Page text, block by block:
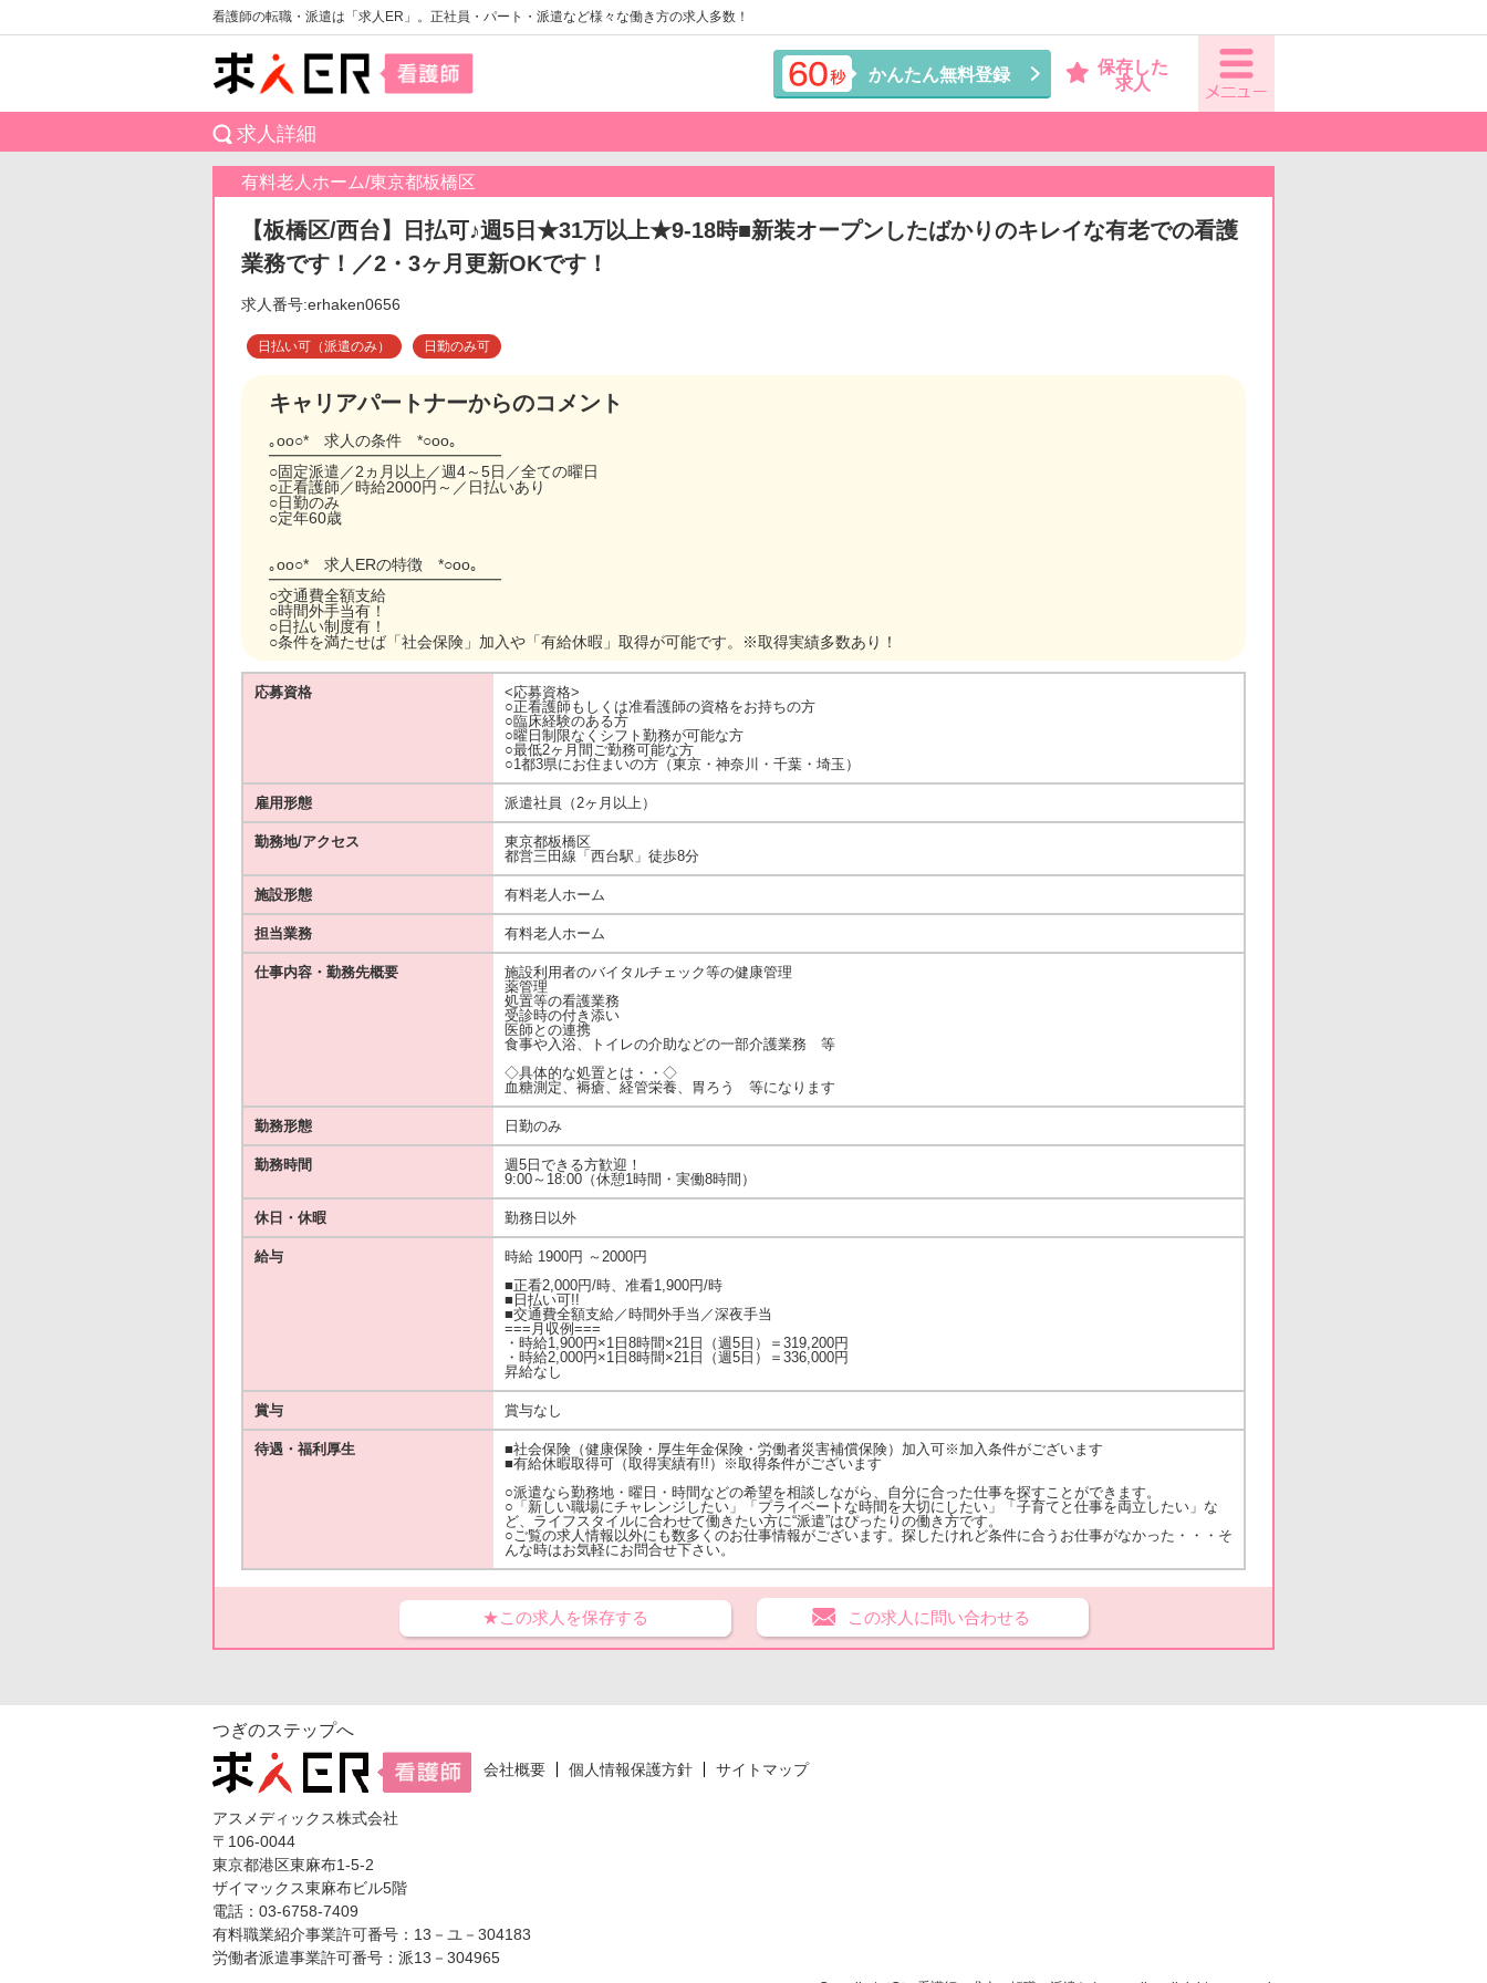
看護師の転職・派遣は「求人ER」。正社員・パート・派遣など様々な働き方の求人多数！
かんたん無料登録
保存した
求人
求人詳細
有料老人ホーム/東京都板橋区
【板橋区/西台】日払可♪週5日★31万以上★9-18時■新装オープンしたばかりのキレイな有老での看護
業務です！／2・3ヶ月更新OKです！
求人番号:erhaken0656
日払い可（派遣のみ） 日勤のみ可
キャリアパートナーからのコメント
｡oо○* 求人の条件 *○оo｡
━━━━━━━━━━━━━━━
○固定派遣／2ヵ月以上／週4～5日／全ての曜日
○正看護師／時給2000円～／日払いあり
○日勤のみ
○定年60歳
｡oо○* 求人ERの特徴 *○оo｡
━━━━━━━━━━━━━━━
○交通費全額支給
○時間外手当有！
○日払い制度有！
○条件を満たせば「社会保険」加入や「有給休暇」取得が可能です。※取得実績多数あり！
応募資格
<応募資格>
○正看護師もしくは准看護師の資格をお持ちの方
○臨床経験のある方
○曜日制限なくシフト勤務が可能な方
○最低2ヶ月間ご勤務可能な方
○1都3県にお住まいの方（東京・神奈川・千葉・埼玉）
雇用形態 派遣社員（2ヶ月以上）
勤務地/アクセス
東京都板橋区
都営三田線「西台駅」徒歩8分
施設形態 有料老人ホーム
担当業務 有料老人ホーム
仕事内容・勤務先概要
施設利用者のバイタルチェック等の健康管理
薬管理
処置等の看護業務
受診時の付き添い
医師との連携
食事や入浴、トイレの介助などの一部介護業務 等
◇具体的な処置とは・・◇
血糖測定、褥瘡、経管栄養、胃ろう 等になります
勤務形態 日勤のみ
勤務時間
週5日できる方歓迎！
9:00～18:00（休憩1時間・実働8時間）
休日・休暇 勤務日以外
給与
時給 1900円 ～2000円
■正看2,000円/時、准看1,900円/時
■日払い可!!
■交通費全額支給／時間外手当／深夜手当
===月収例===
・時給1,900円×1日8時間×21日（週5日）＝319,200円
・時給2,000円×1日8時間×21日（週5日）＝336,000円
昇給なし
賞与 賞与なし
待遇・福利厚生
■社会保険（健康保険・厚生年金保険・労働者災害補償保険）加入可※加入条件がございます
■有給休暇取得可（取得実績有!!）※取得条件がございます
○派遣なら勤務地・曜日・時間などの希望を相談しながら、自分に合った仕事を探すことができます。
○「新しい職場にチャレンジしたい」「プライベートな時間を大切にしたい」「子育てと仕事を両立したい」な
ど、ライフスタイルに合わせて働きたい方に“派遣”はぴったりの働き方です。
○ご覧の求人情報以外にも数多くのお仕事情報がございます。探したけれど条件に合うお仕事がなかった・・・そ
んな時はお気軽にお問合せ下さい。
★この求人を保存する この求人に問い合わせる
つぎのステップへ
会社概要 個人情報保護方針 サイトマップ
アスメディックス株式会社
〒106-0044
東京都港区東麻布1-5-2
ザイマックス東麻布ビル5階
電話：03-6758-7409
有料職業紹介事業許可番号：13－ユ－304183
労働者派遣事業許可番号：派13－304965